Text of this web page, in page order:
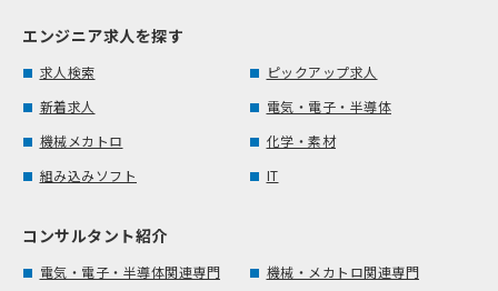
エンジニア求人を探す
求人検索
ピックアップ求人
新着求人
電気・電子・半導体
機械メカトロ
化学・素材
組み込みソフト
IT
コンサルタント紹介
電気・電子・半導体関連専門
機械・メカトロ関連専門